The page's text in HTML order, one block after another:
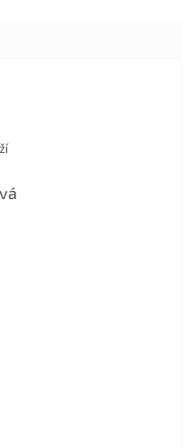
5 z 5 hvězdiček.
5 z 5 hvězdiček.
5 z 5 hvězdiček.
5 z 5 hvězdiček.